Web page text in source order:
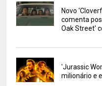
Novo
comenta
Oak Street'
'Jurassic
milionário e